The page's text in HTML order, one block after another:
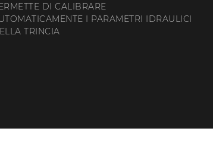
DI CALIBRARE
I PARAMETRI IDRAULICI
TRINCIA